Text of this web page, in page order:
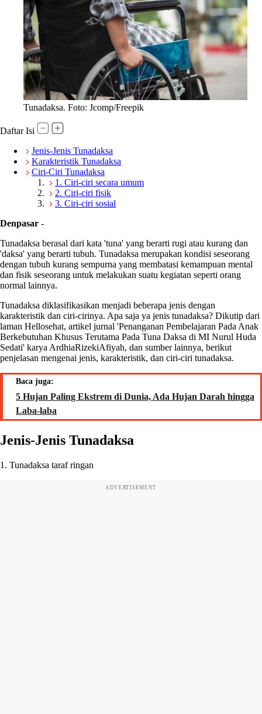
Tunadaksa. Foto: Jcomp/Freepik
Daftar Isi
Jenis-Jenis Tunadaksa
Karakteristik Tunadaksa
Ciri-Ciri Tunadaksa
1. Ciri-ciri secara umum
2. Ciri-ciri fisik
3. Ciri-ciri sosial
Denpasar -
Tunadaksa berasal dari kata 'tuna' yang berarti rugi atau kurang dan
'daksa' yang berarti tubuh. Tunadaksa merupakan kondisi seseorang
dengan tubuh kurang sempurna yang membatasi kemampuan mental
dan fisik seseorang untuk melakukan suatu kegiatan seperti orang
normal lainnya.
Tunadaksa diklasifikasikan menjadi beberapa jenis dengan
karakteristik dan ciri-cirinya. Apa saja ya jenis tunadaksa? Dikutip dari
laman Hellosehat, artikel jurnal 'Penanganan Pembelajaran Pada Anak
Berkebutuhan Khusus Terutama Pada Tuna Daksa di MI Nurul Huda
Sedati' karya ArdhiaRizekiAfiyah, dan sumber lainnya, berikut
penjelasan mengenai jenis, karakteristik, dan ciri-ciri tunadaksa.
Baca juga:
5 Hujan Paling Ekstrem di Dunia, Ada Hujan Darah hingga
Laba-laba
Jenis-Jenis Tunadaksa
1. Tunadaksa taraf ringan
ADVERTISEMENT